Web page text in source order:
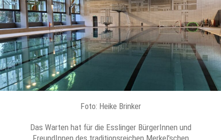
Foto: Heike Brinker
Das Warten hat für die Esslinger BürgerInnen und